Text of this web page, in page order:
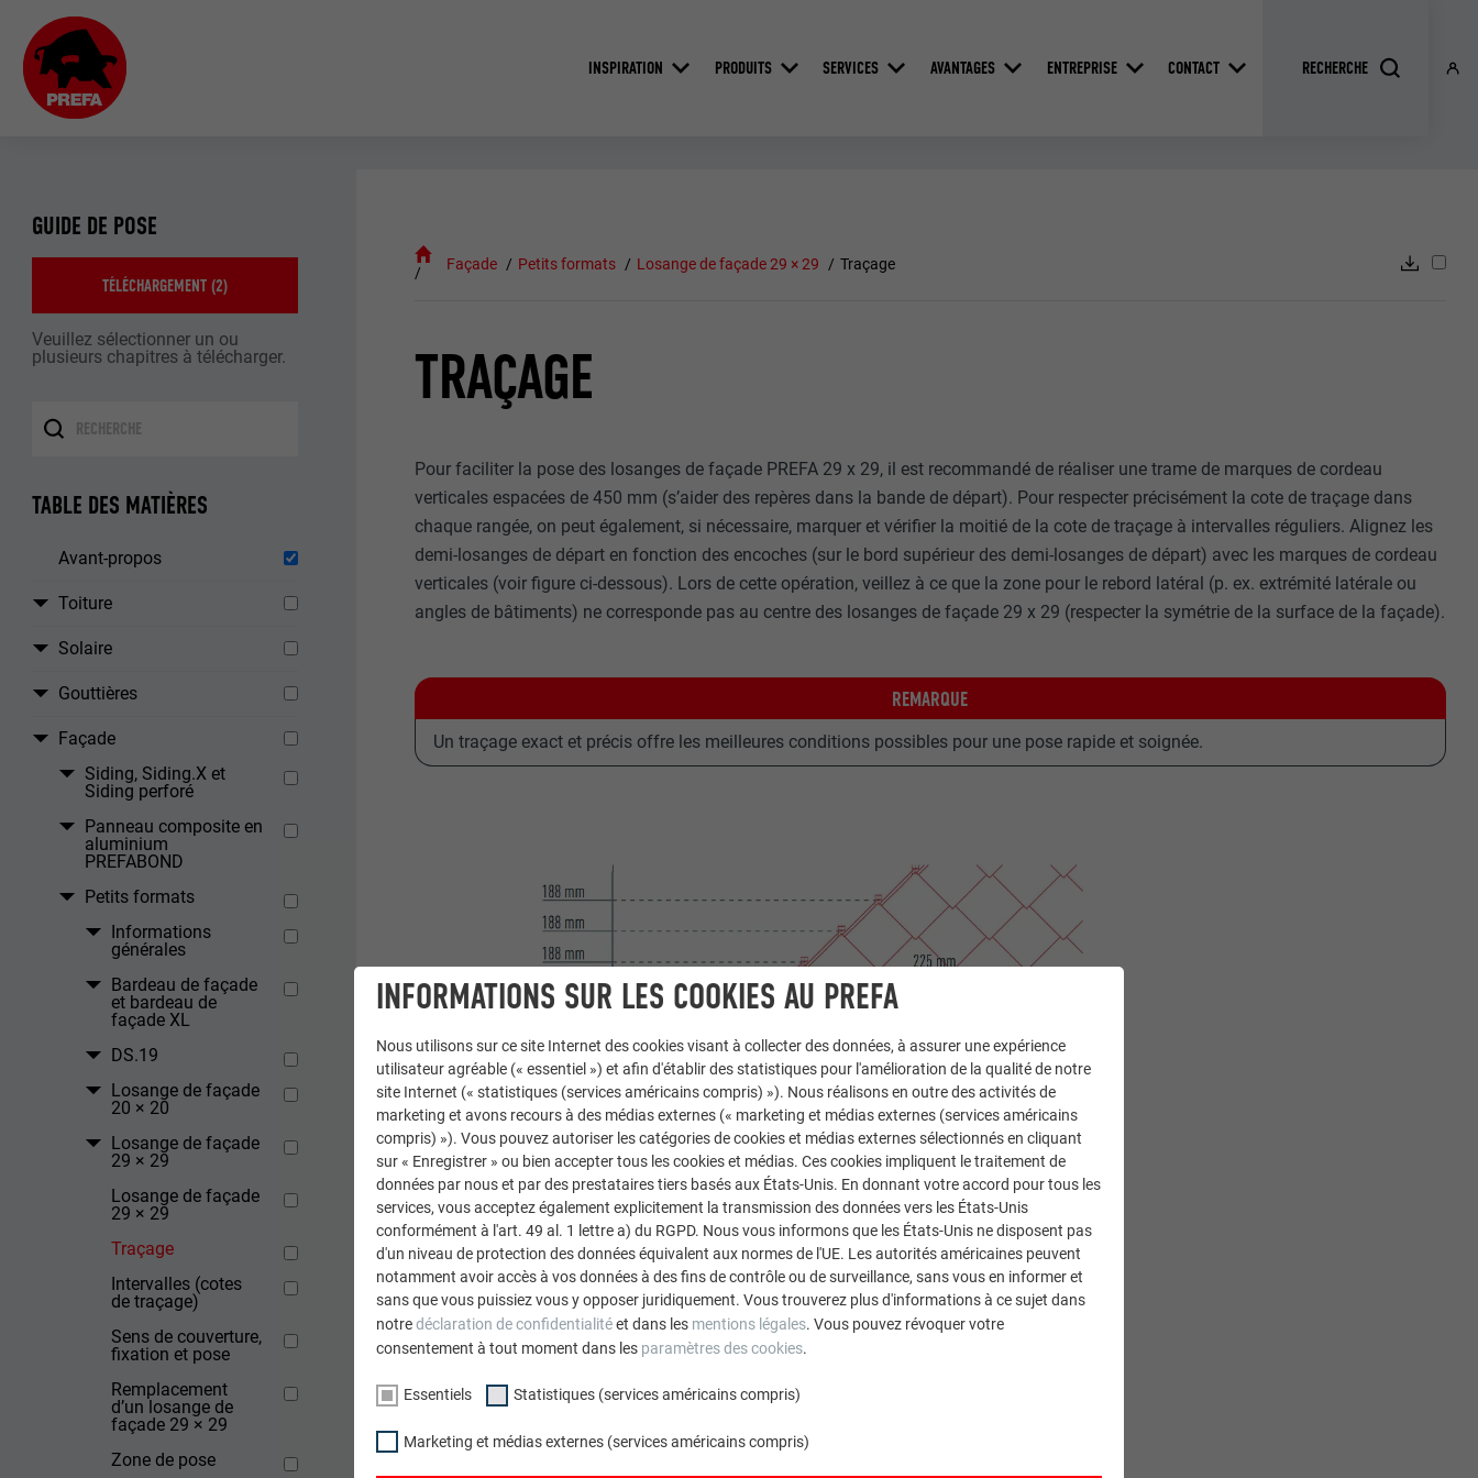
INSPIRATION PRODUITS SERVICES AVANTAGES ENTREPRISE CONTACT
GUIDE DE POSE
TÉLÉCHARGEMENT (2)
Veuillez sélectionner un ou
plusieurs chapitres à télécharger.
TABLE DES MATIÈRES
Avant-propos
Toiture
Solaire
Gouttières
Façade
Siding, Siding.X et
Siding perforé
Panneau composite en
aluminium
PREFABOND
Petits formats
Informations
générales
Bardeau de façade
et bardeau de
façade XL
DS.19
Losange de façade
20 × 20
Losange de façade
29 × 29
Losange de façade
29 × 29
Traçage
Intervalles (cotes
de traçage)
Sens de couverture,
fixation et pose
Remplacement
d’un losange de
façade 29 × 29
Zone de pose
Façade Petits formats Losange de façade 29 × 29 Traçage
TRAÇAGE
Pour faciliter la pose des losanges de façade PREFA 29 x 29, il est recommandé de réaliser une trame de marques de cordeau
verticales espacées de 450 mm (s’aider des repères dans la bande de départ). Pour respecter précisément la cote de traçage dans
chaque rangée, on peut également, si nécessaire, marquer et vérifier la moitié de la cote de traçage à intervalles réguliers. Alignez les
demi-losanges de départ en fonction des encoches (sur le bord supérieur des demi-losanges de départ) avec les marques de cordeau
verticales (voir figure ci-dessous). Lors de cette opération, veillez à ce que la zone pour le rebord latéral (p. ex. extrémité latérale ou
angles de bâtiments) ne corresponde pas au centre des losanges de façade 29 x 29 (respecter la symétrie de la surface de la façade).
REMARQUE
Un traçage exact et précis offre les meilleures conditions possibles pour une pose rapide et soignée.
INFORMATIONS SUR LES COOKIES AU PREFA
Nous utilisons sur ce site Internet des cookies visant à collecter des données, à assurer une expérience
utilisateur agréable (« essentiel ») et afin d'établir des statistiques pour l'amélioration de la qualité de notre
site Internet (« statistiques (services américains compris) »). Nous réalisons en outre des activités de
marketing et avons recours à des médias externes (« marketing et médias externes (services américains
compris) »). Vous pouvez autoriser les catégories de cookies et médias externes sélectionnés en cliquant
sur « Enregistrer » ou bien accepter tous les cookies et médias. Ces cookies impliquent le traitement de
données par nous et par des prestataires tiers basés aux États-Unis. En donnant votre accord pour tous les
services, vous acceptez également explicitement la transmission des données vers les États-Unis
conformément à l'art. 49 al. 1 lettre a) du RGPD. Nous vous informons que les États-Unis ne disposent pas
d'un niveau de protection des données équivalent aux normes de l'UE. Les autorités américaines peuvent
notamment avoir accès à vos données à des fins de contrôle ou de surveillance, sans vous en informer et
sans que vous puissiez vous y opposer juridiquement. Vous trouverez plus d'informations à ce sujet dans
notredéclaration de confidentialitéet dans les mentions légales. Vous pouvez révoquer votre
consentement à tout moment dans les paramètres des cookies.
Essentiels Statistiques (services américains compris)
Marketing et médias externes (services américains compris)